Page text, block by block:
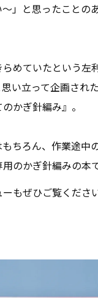
」と思ったことの
めていたという左
い立って企画され
かぎ針編み』。
ちろん、作業途中
のかぎ針編みの本で
もぜひご覧くださ